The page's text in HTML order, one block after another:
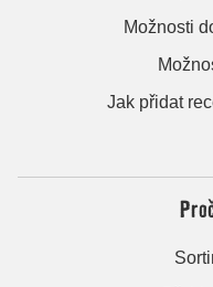
Možnosti
Jak přidat